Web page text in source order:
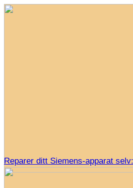
Reparer ditt Siemens-apparat